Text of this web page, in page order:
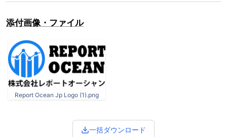
添付画像・ファイル
Report Ocean Jp Logo (1).png
一括ダウンロード